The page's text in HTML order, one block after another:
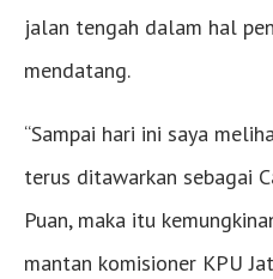
jalan tengah dalam hal
mendatang.
“Sampai hari ini saya
terus ditawarkan sebagai
Puan, maka itu
mantan komisioner KPU